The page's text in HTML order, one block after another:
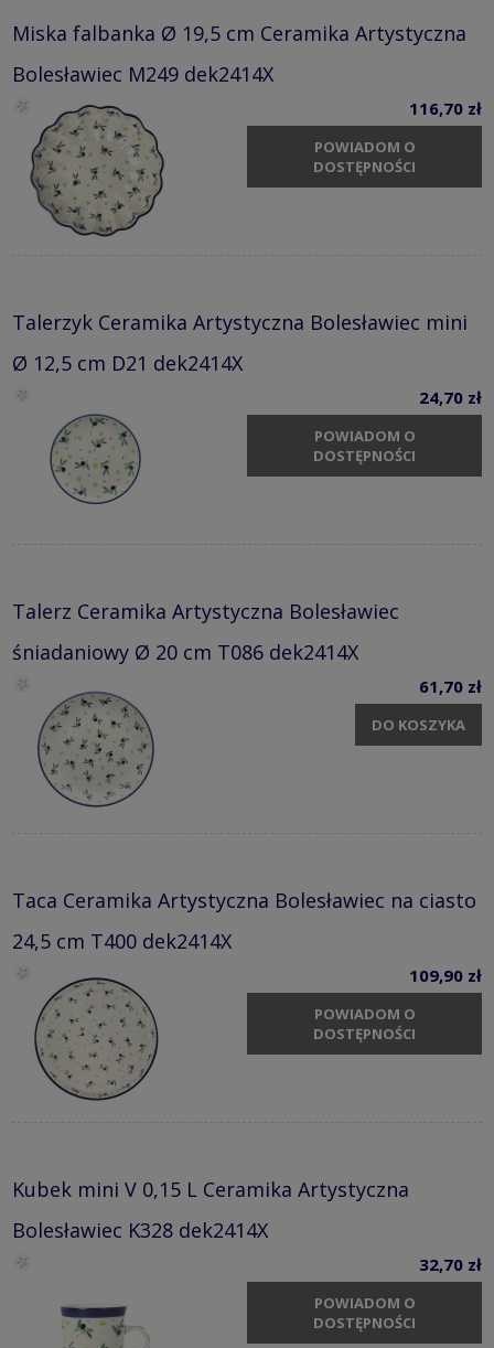
Miska falbanka Ø 19,5 cm Ceramika Artystyczna
Bolesławiec M249 dek2414X
116,70 zł
POWIADOM O
DOSTĘPNOŚCI
Talerzyk Ceramika Artystyczna Bolesławiec mini
Ø 12,5 cm D21 dek2414X
24,70 zł
POWIADOM O
DOSTĘPNOŚCI
Talerz Ceramika Artystyczna Bolesławiec
śniadaniowy Ø 20 cm T086 dek2414X
61,70 zł
DO KOSZYKA
Taca Ceramika Artystyczna Bolesławiec na ciasto
24,5 cm T400 dek2414X
109,90 zł
POWIADOM O
DOSTĘPNOŚCI
Kubek mini V 0,15 L Ceramika Artystyczna
Bolesławiec K328 dek2414X
32,70 zł
POWIADOM O
DOSTĘPNOŚCI